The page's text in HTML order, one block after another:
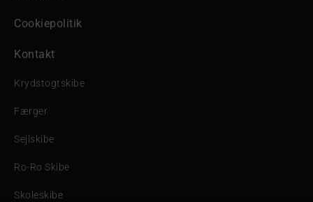
Cookiepolitik
Kontakt
Krydstogtskibe
Færger
Sejlskibe
Ro-Ro Skibe
Skoleskibe